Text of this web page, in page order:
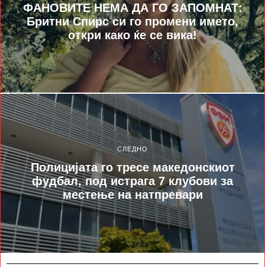
ФАНОВИТЕ НЕМА ДА ГО ЗАПОМНАТ:
Бритни Спирс си го промени името,
откри како ќе се вика!
СЛЕДНО
Полицијата го тресе македонскиот
фудбал, под истрага 7 клубови за
местење на натпревари